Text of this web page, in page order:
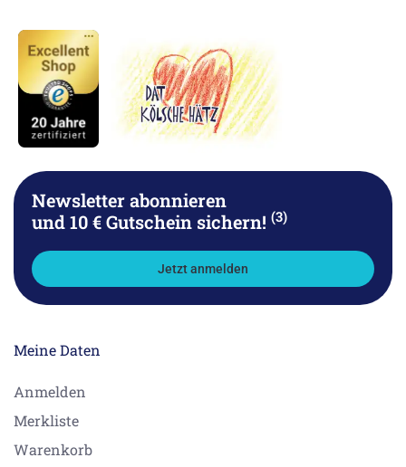
Newsletter abonnieren
und 10 € Gutschein sichern! (3)
Jetzt anmelden
Meine Daten
Anmelden
Merkliste
Warenkorb